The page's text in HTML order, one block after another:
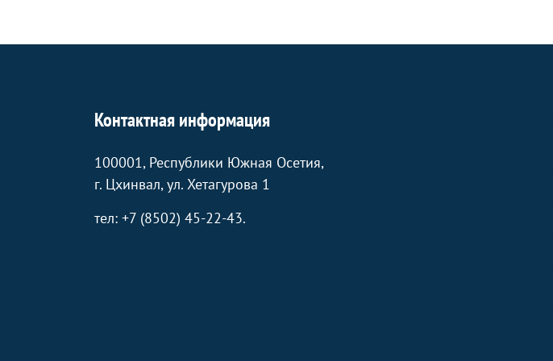
Контактная информация
100001, Республики Южная Осетия,
г. Цхинвал, ул. Хетагурова 1
тел: +7 (8502) 45-22-43.